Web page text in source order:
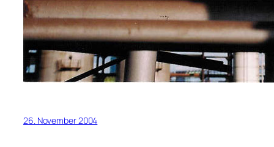
26. November 2004